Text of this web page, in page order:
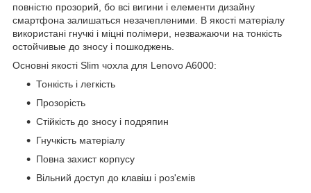
повністю прозорий, бо всі вигини і елементи дизайну
смартфона залишаться незачепленими. В якості матеріалу
використані гнучкі і міцні полімери, незважаючи на тонкість
остойчивые до зносу і пошкоджень.
Основні якості Slim чохла для Lenovo A6000:
Тонкість і легкість
Прозорість
Стійкість до зносу і подряпин
Гнучкість матеріалу
Повна захист корпусу
Вільний доступ до клавіш і роз'ємів